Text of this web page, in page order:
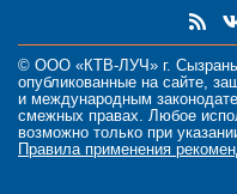
© ООО «КТВ-ЛУЧ» г.
опубликованные на сайте,
и международным
смежных правах. Любое
возможно только при
Правила применения